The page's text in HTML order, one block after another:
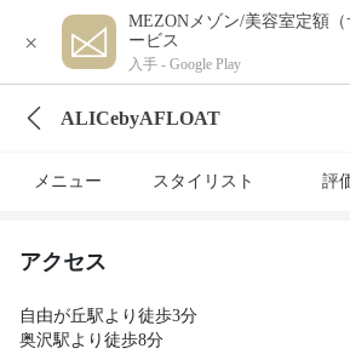
×
MEZONメゾン/美容室定額
ービス
入手 - Google Play
ALICebyAFLOAT
メニュー スタイリスト 評
アクセス
自由が丘駅より徒歩3分
奥沢駅より徒歩8分